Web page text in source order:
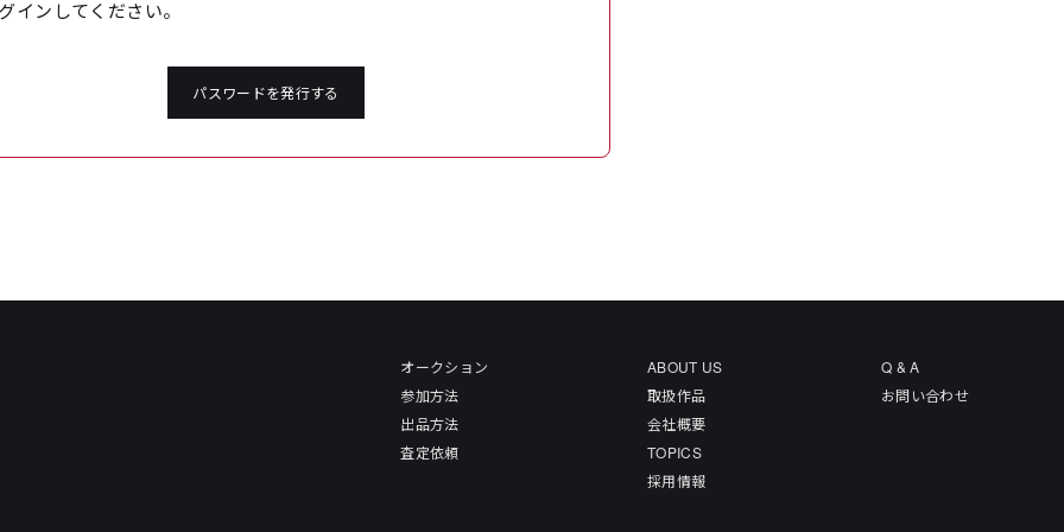
インしてください。
パスワードを発行する
オークション
参加方法
出品方法
査定依頼
ABOUT US
取扱作品
会社概要
TOPICS
採用情報
Q & A
お問い合わせ